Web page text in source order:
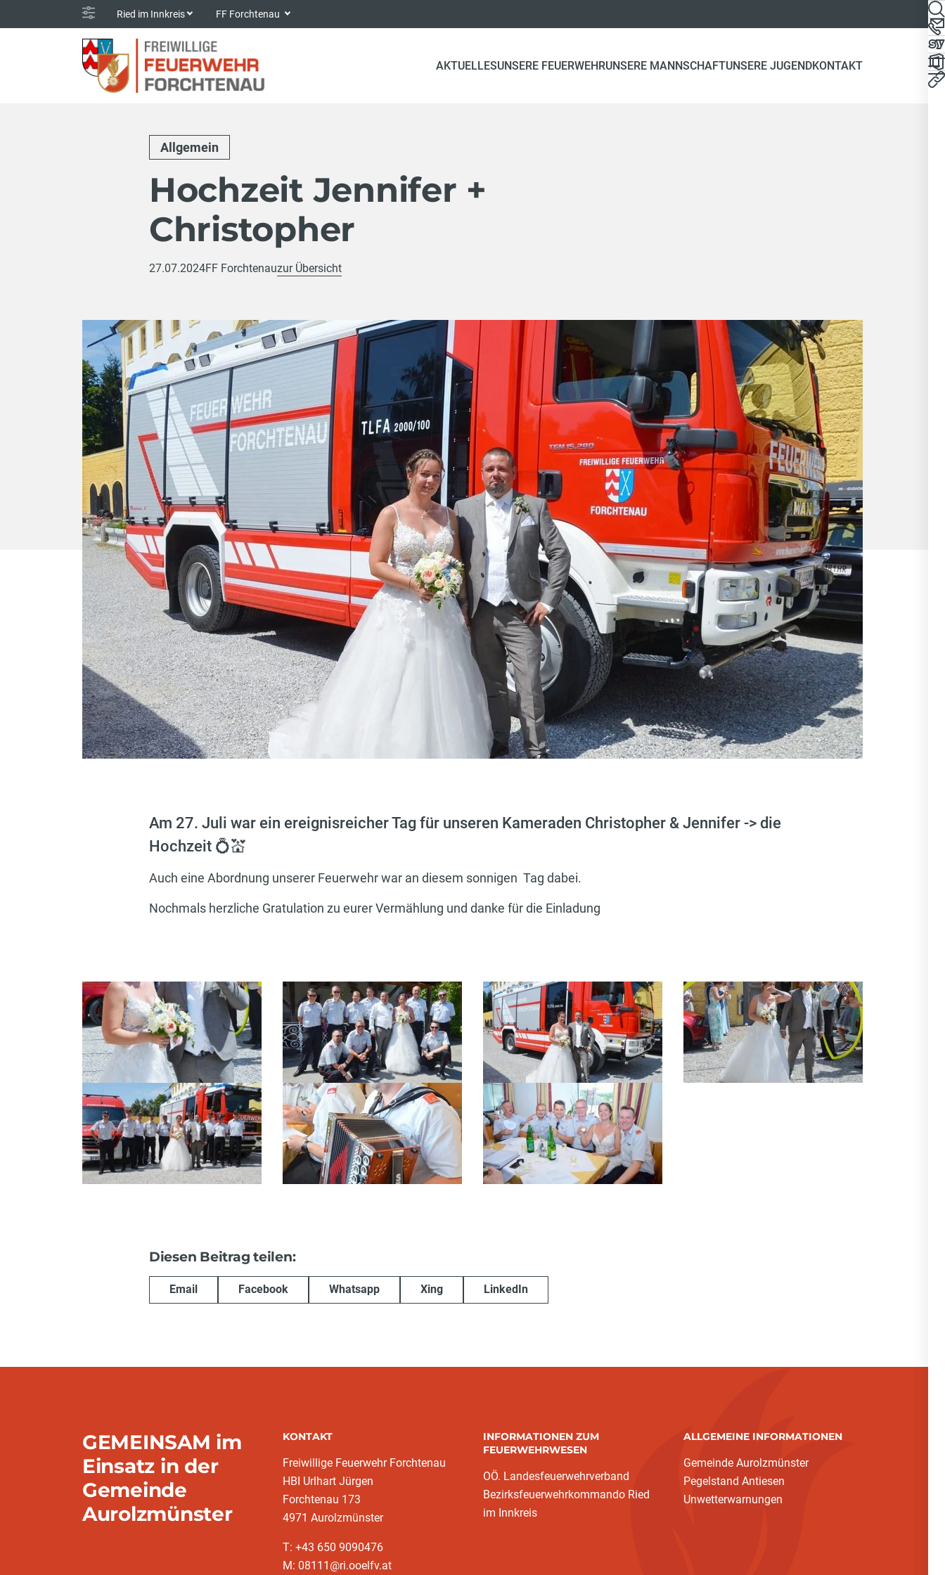
Ried im Innkreis FF Forchtenau
AKTUELLESUNSERE FEUERWEHRUNSERE MANNSCHAFTUNSERE JUGENDKONTAKT
Allgemein
Hochzeit Jennifer +
Christopher
27.07.2024FF Forchtenauzur Übersicht
Am 27. Juli war ein ereignisreicher Tag für unseren Kameraden Christopher & Jennifer -> die
Hochzeit 💍💒
Auch eine Abordnung unserer Feuerwehr war an diesem sonnigen Tag dabei.
Nochmals herzliche Gratulation zu eurer Vermählung und danke für die Einladung
Diesen Beitrag teilen:
Email Facebook Whatsapp Xing LinkedIn
GEMEINSAM im
Einsatz in der
Gemeinde
Aurolzmünster
KONTAKT
Freiwillige Feuerwehr Forchtenau
HBI Urlhart Jürgen
Forchtenau 173
4971 Aurolzmünster
T: +43 650 9090476
M: 08111@ri.ooelfv.at
INFORMATIONEN ZUM
FEUERWEHRWESEN
OÖ. Landesfeuerwehrverband
Bezirksfeuerwehrkommando Ried
im Innkreis
ALLGEMEINE INFORMATIONEN
Gemeinde Aurolzmünster
Pegelstand Antiesen
Unwetterwarnungen